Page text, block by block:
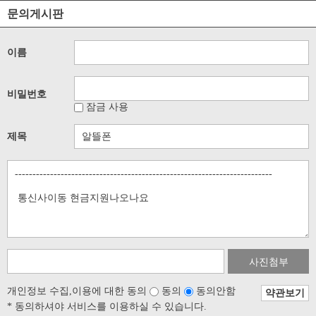
문의게시판
이름
비밀번호
잠금 사용
제목
사진첨부
개인정보 수집,이용에 대한 동의 동의 동의안함
약관보기
* 동의하셔야 서비스를 이용하실 수 있습니다.